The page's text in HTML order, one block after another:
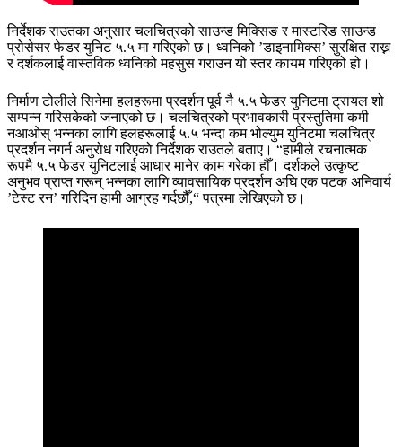
निर्देशक राउतका अनुसार चलचित्रको साउन्ड मिक्सिङ र मास्टरिङ साउन्ड
प्रोसेसर फेडर युनिट ५.५ मा गरिएको छ। ध्वनिको ’डाइनामिक्स’ सुरक्षित राख्न
र दर्शकलाई वास्तविक ध्वनिको महसुस गराउन यो स्तर कायम गरिएको हो।
निर्माण टोलीले सिनेमा हलहरूमा प्रदर्शन पूर्व नै ५.५ फेडर युनिटमा ट्रायल शो
सम्पन्न गरिसकेको जनाएको छ। चलचित्रको प्रभावकारी प्रस्तुतिमा कमी
नआओस् भन्नका लागि हलहरूलाई ५.५ भन्दा कम भोल्युम युनिटमा चलचित्र
प्रदर्शन नगर्न अनुरोध गरिएको निर्देशक राउतले बताए। “हामीले रचनात्मक
रूपमै ५.५ फेडर युनिटलाई आधार मानेर काम गरेका हौँ। दर्शकले उत्कृष्ट
अनुभव प्राप्त गरून् भन्नका लागि व्यावसायिक प्रदर्शन अघि एक पटक अनिवार्य
’टेस्ट रन’ गरिदिन हामी आग्रह गर्दछौँ,“ पत्रमा लेखिएको छ।